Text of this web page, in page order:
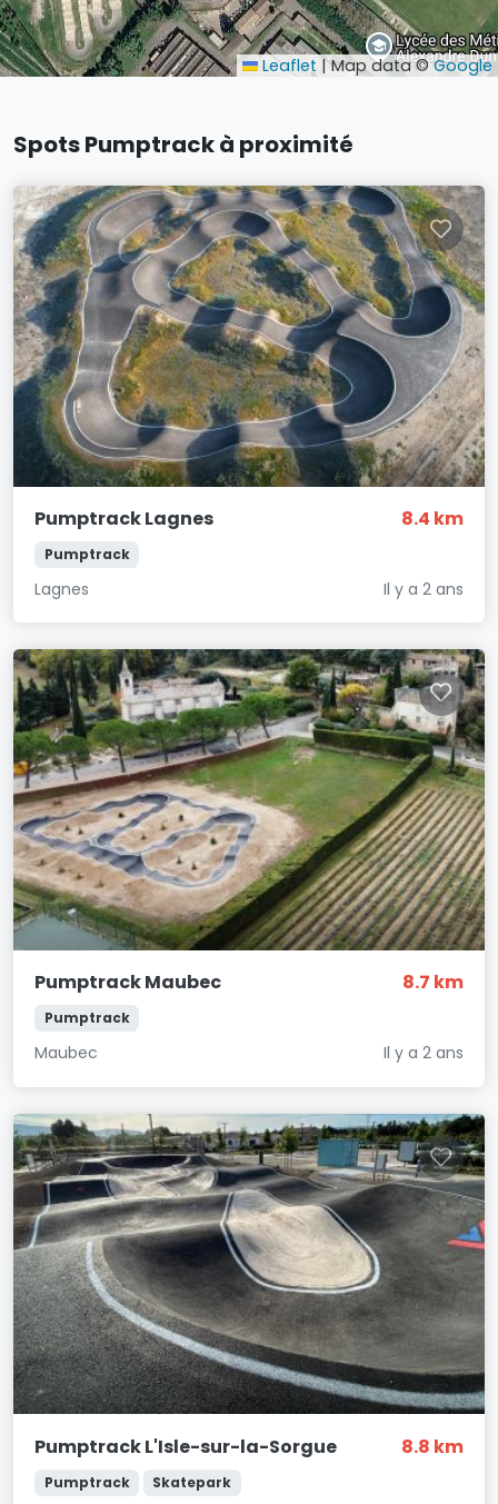
Leaflet |Map data ©Google
Spots Pumptrack à proximité
Pumptrack Lagnes 8.4 km
Pumptrack
Lagnes Il y a 2 ans
Pumptrack Maubec 8.7 km
Pumptrack
Maubec Il y a 2 ans
Pumptrack L'Isle-sur-la-Sorgue 8.8 km
Pumptrack Skatepark